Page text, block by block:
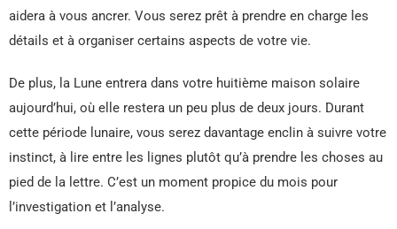
aidera à vous ancrer. Vous serez prêt à prendre en charge les
détails et à organiser certains aspects de votre vie.
De plus, la Lune entrera dans votre huitième maison solaire
aujourd’hui, où elle restera un peu plus de deux jours. Durant
cette période lunaire, vous serez davantage enclin à suivre votre
instinct, à lire entre les lignes plutôt qu’à prendre les choses au
pied de la lettre. C’est un moment propice du mois pour
l’investigation et l’analyse.